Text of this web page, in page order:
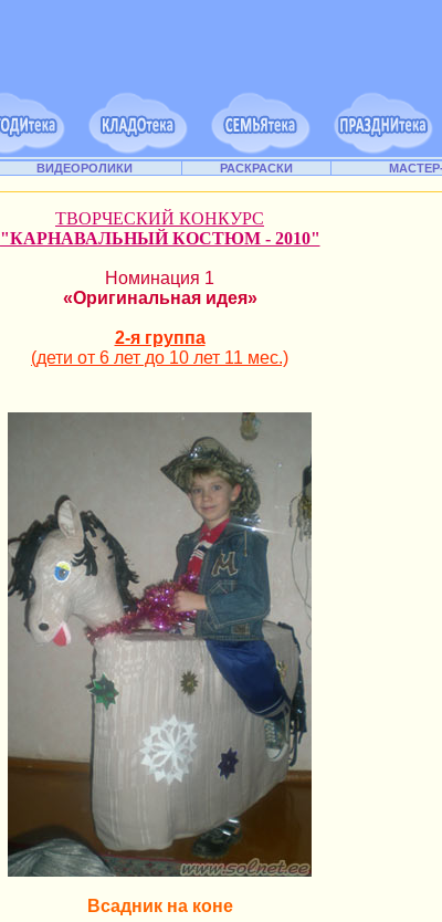
ВИДЕОРОЛИКИ РАСКРАСКИ
ТВОРЧЕСКИЙ КОНКУРС
"КАРНАВАЛЬНЫЙ КОСТЮМ - 2010"
Номинация 1
«Оригинальная идея»
2-я группа
(дети от 6 лет до 10 лет 11 мес.)
Всадник на коне